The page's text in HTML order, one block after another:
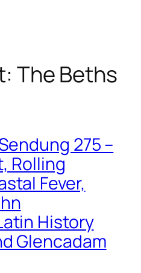
The Beths
275 –
Rolling
Fever,
History
Glencadam